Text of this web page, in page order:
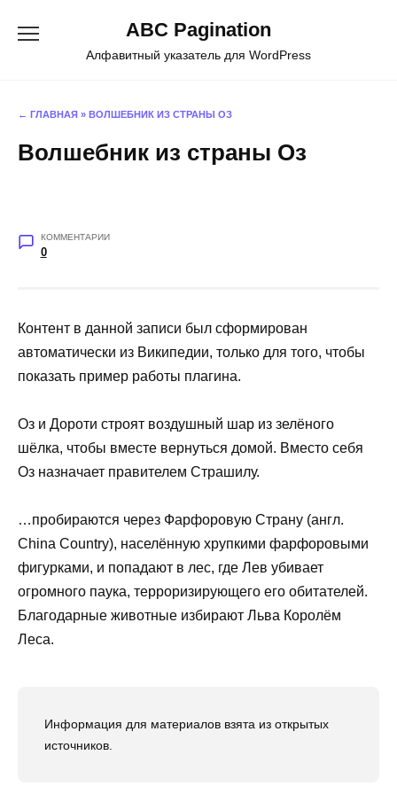
ABC Pagination
Алфавитный указатель для WordPress
← ГЛАВНАЯ » ВОЛШЕБНИК ИЗ СТРАНЫ ОЗ
Волшебник из страны Оз
КОММЕНТАРИИ
0
Контент в данной записи был сформирован
автоматически из Википедии, только для того, чтобы
показать пример работы плагина.
Оз и Дороти строят воздушный шар из зелёного
шёлка, чтобы вместе вернуться домой. Вместо себя
Оз назначает правителем Страшилу.
…пробираются через Фарфоровую Страну (англ.
China Country), населённую хрупкими фарфоровыми
фигурками, и попадают в лес, где Лев убивает
огромного паука, терроризирующего его обитателей.
Благодарные животные избирают Льва Королём
Леса.
Информация для материалов взята из открытых
источников.